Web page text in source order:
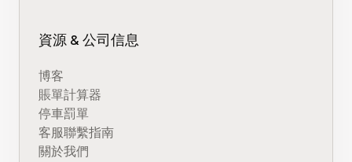
資源 & 公司信息
博客
賬單計算器
停車罰單
客服聯繫指南
關於我們